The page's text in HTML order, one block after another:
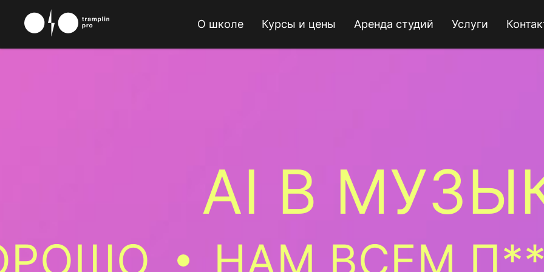
О школе Курсы и цены Аренда студий Услуги
AI В
НАМ ВСЕМ